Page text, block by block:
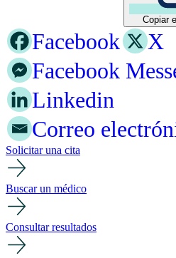
Copiar
Facebook
X
Facebook
Linkedin
Correo
Solicitar una cita
Buscar un médico
Consultar resultados